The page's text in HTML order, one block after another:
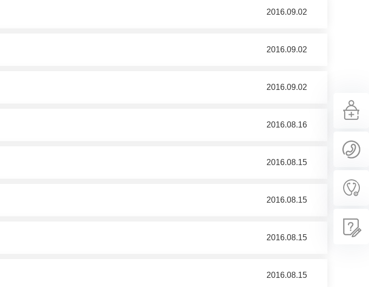
2016.09.02
2016.09.02
2016.09.02
2016.08.16
2016.08.15
2016.08.15
2016.08.15
2016.08.15